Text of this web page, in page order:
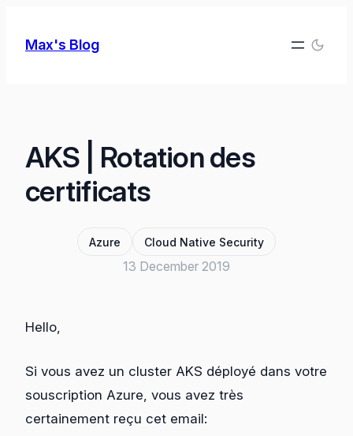
Max's Blog
AKS | Rotation des
certificats
Azure Cloud Native Security
13 December 2019
Hello,
Si vous avez un cluster AKS déployé dans votre
souscription Azure, vous avez très
certainement reçu cet email: